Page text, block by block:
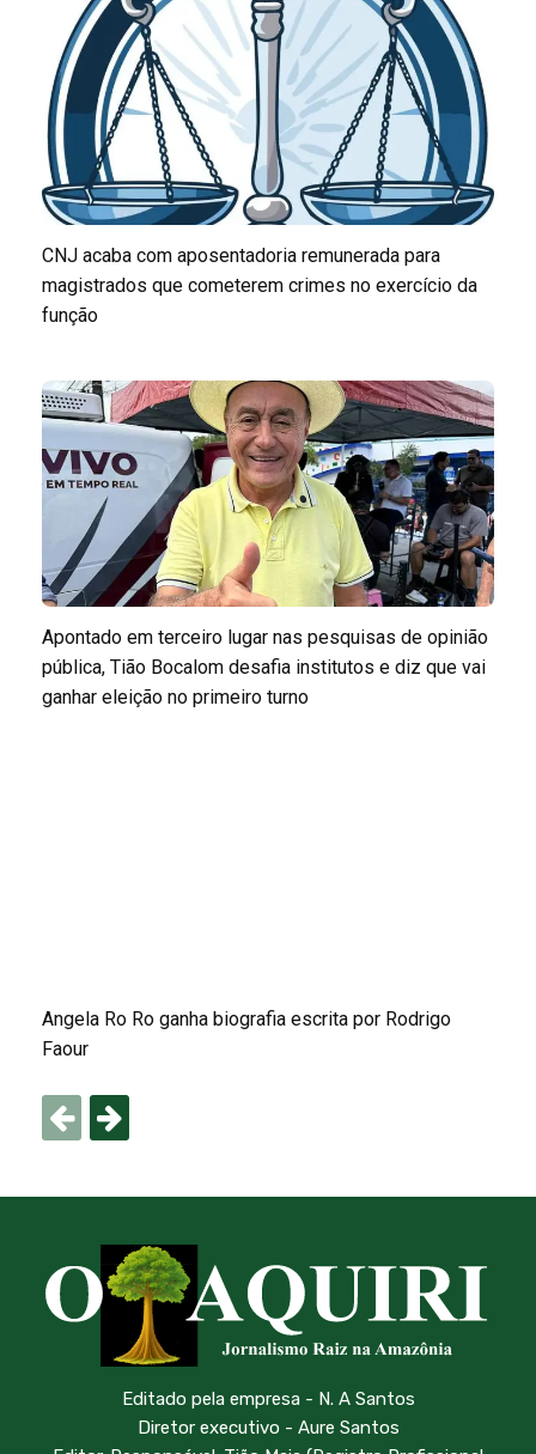
CNJ acaba com aposentadoria remunerada para
magistrados que cometerem crimes no exercício da
função
Apontado em terceiro lugar nas pesquisas de opinião
pública, Tião Bocalom desafia institutos e diz que vai
ganhar eleição no primeiro turno
Angela Ro Ro ganha biografia escrita por Rodrigo
Faour
Editado pela empresa - N. A Santos
Diretor executivo - Aure Santos